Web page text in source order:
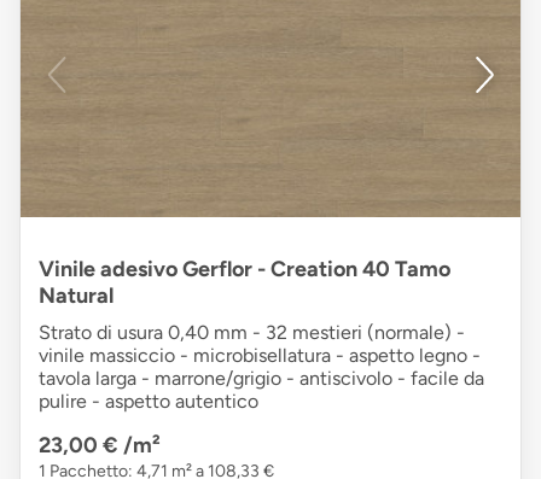
Vinile adesivo Gerflor - Creation 40 Tamo
Natural
Strato di usura 0,40 mm - 32 mestieri (normale) -
vinile massiccio - microbisellatura - aspetto legno -
tavola larga - marrone/grigio - antiscivolo - facile da
pulire - aspetto autentico
23,00 € /m²
1 Pacchetto: 4,71 m² a 108,33 €